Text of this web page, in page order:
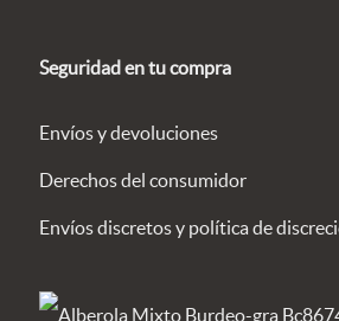
Seguridad en tu compra
Envíos y devoluciones
Derechos del consumidor
Envíos discretos y política de